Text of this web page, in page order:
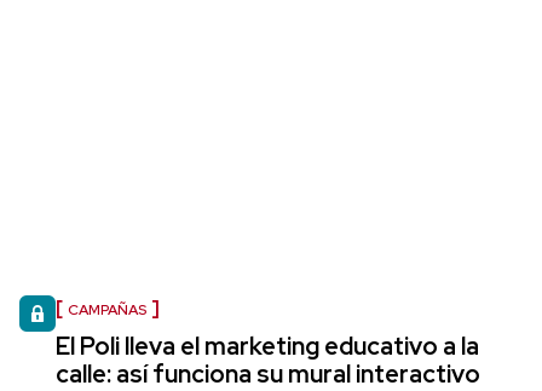
CAMPAÑAS
El Poli lleva el marketing educativo a la
calle: así funciona su mural interactivo